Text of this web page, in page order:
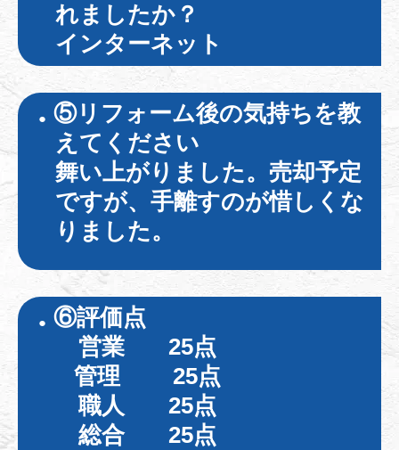
れましたか？
インターネット
⑤リフォーム後の気持ちを教
えてください
舞い上がりました。売却予定
ですが、手離すのが惜しくな
りました。
⑥評価点
営業 25点
管理 25点
職人 25点
総合 25点